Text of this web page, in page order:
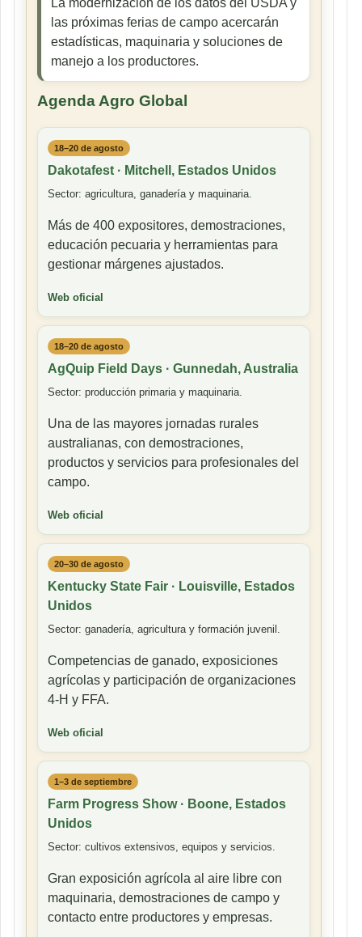
las próximas ferias de campo acercarán
estadísticas, maquinaria y soluciones de
manejo a los productores.
Agenda Agro Global
18–20 de agosto
Dakotafest · Mitchell, Estados Unidos
Sector: agricultura, ganadería y maquinaria.
Más de 400 expositores, demostraciones,
educación pecuaria y herramientas para
gestionar márgenes ajustados.
Web oficial
18–20 de agosto
AgQuip Field Days · Gunnedah, Australia
Sector: producción primaria y maquinaria.
Una de las mayores jornadas rurales
australianas, con demostraciones,
productos y servicios para profesionales del
campo.
Web oficial
20–30 de agosto
Kentucky State Fair · Louisville, Estados
Unidos
Sector: ganadería, agricultura y formación juvenil.
Competencias de ganado, exposiciones
agrícolas y participación de organizaciones
4-H y FFA.
Web oficial
1–3 de septiembre
Farm Progress Show · Boone, Estados
Unidos
Sector: cultivos extensivos, equipos y servicios.
Gran exposición agrícola al aire libre con
maquinaria, demostraciones de campo y
contacto entre productores y empresas.